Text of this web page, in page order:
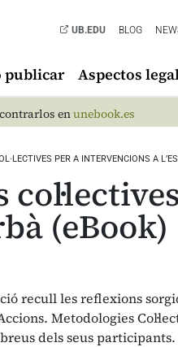
UB.EDU BLOG
publicar Aspectos
enunebook.es
PER A INTERVENCIONS A
(eBook)
recull les reflexions
Metodologies
dels seus